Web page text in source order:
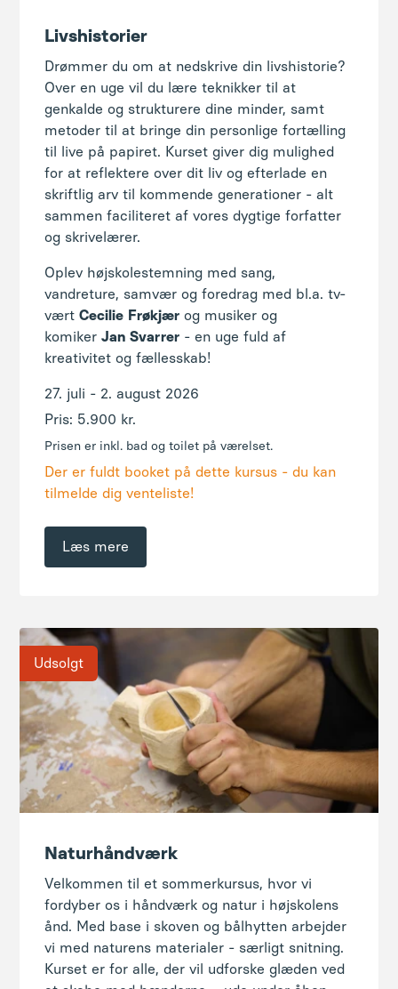
Livshistorier
Drømmer du om at nedskrive din livshistorie?
Over en uge vil du lære teknikker til at
genkalde og strukturere dine minder, samt
metoder til at bringe din personlige fortælling
til live på papiret. Kurset giver dig mulighed
for at reflektere over dit liv og efterlade en
skriftlig arv til kommende generationer - alt
sammen faciliteret af vores dygtige forfatter
og skrivelærer.
Oplev højskolestemning med sang,
vandreture, samvær og foredrag med bl.a. tv-
vært Cecilie Frøkjær og musiker og
komiker Jan Svarrer - en uge fuld af
kreativitet og fællesskab!
27. juli - 2. august 2026
Pris: 5.900 kr.
Prisen er inkl. bad og toilet på værelset.
Der er fuldt booket på dette kursus - du kan
tilmelde dig venteliste!
Læs mere
Udsolgt
Naturhåndværk
Velkommen til et sommerkursus, hvor vi
fordyber os i håndværk og natur i højskolens
ånd. Med base i skoven og bålhytten arbejder
vi med naturens materialer - særligt snitning.
Kurset er for alle, der vil udforske glæden ved